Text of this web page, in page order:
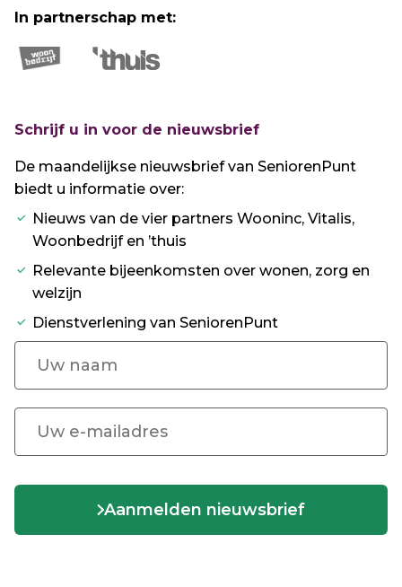
In partnerschap met:
Schrijf u in voor de nieuwsbrief
De maandelijkse nieuwsbrief van SeniorenPunt
biedt u informatie over:
Nieuws van de vier partners Wooninc, Vitalis,
Woonbedrijf en ’thuis
Relevante bijeenkomsten over wonen, zorg en
welzijn
Dienstverlening van SeniorenPunt
Aanmelden nieuwsbrief